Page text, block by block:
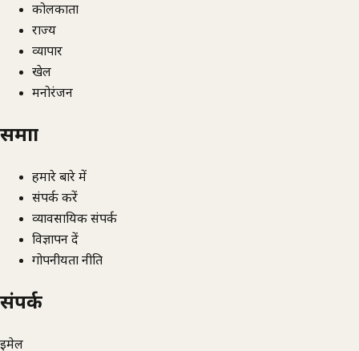
कोलकाता
राज्य
व्यापार
खेल
मनोरंजन
समाज्ञा
हमारे बारे में
संपर्क करें
व्यावसायिक संपर्क
विज्ञापन दें
गोपनीयता नीति
संपर्क
ईमेल